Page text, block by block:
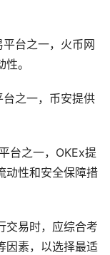
台之一，火币网
。
之一，币安提供
台之一，OKEx提
动性和安全保障措
交易时，应综合考
因素，以选择最适